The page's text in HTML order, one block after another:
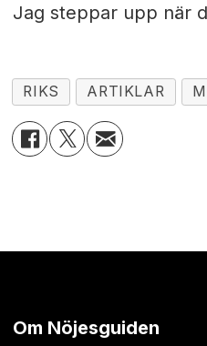
Jag steppar upp när
RIKS ARTIKLAR
Om Nöjesguiden